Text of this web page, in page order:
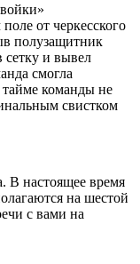
от черкесского
полузащитник
сетку и вывел
смогла
команды не
свистком
В настоящее время
на шестой
с вами на